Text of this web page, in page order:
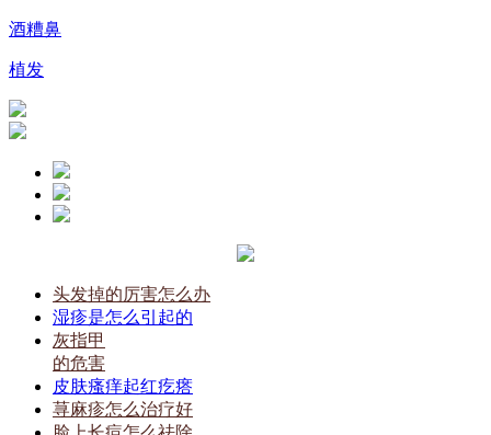
酒糟鼻
植发
头发掉的厉害怎么办
湿疹是怎么引起的
灰指甲
的危害
皮肤瘙痒起红疙瘩
荨麻疹怎么治疗好